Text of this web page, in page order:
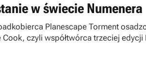
w świecie Numenera
Planescape Torment
czyli współtwórca trzeciej edycji